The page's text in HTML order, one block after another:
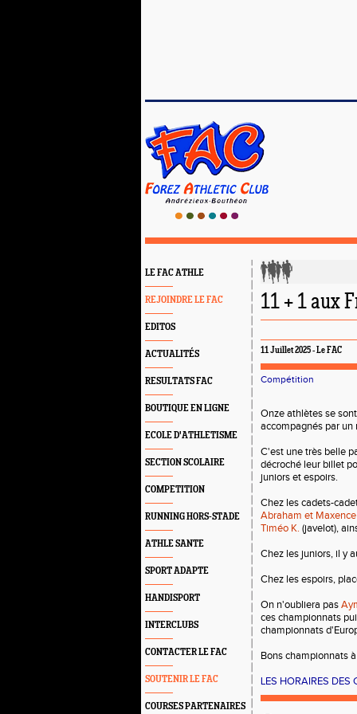
LE FAC ATHLE
REJOINDRE LE FAC
EDITOS
ACTUALITÉS
RESULTATS FAC
BOUTIQUE EN LIGNE
ECOLE D'ATHLETISME
SECTION SCOLAIRE
COMPETITION
RUNNING HORS-STADE
ATHLE SANTE
SPORT ADAPTE
HANDISPORT
INTERCLUBS
CONTACTER LE FAC
SOUTENIR LE FAC
COURSES PARTENAIRES
11 + 1 aux
11 Juillet 2025 - Le FAC
Compétition
Onze athlètes se
accompagnés par un
C'est une très belle
décroché leur billet
juniors et espoirs.
Chez les cadets-
Abraham et
Timéo K. (javelot),
Chez les juniors, il y
Chez les espoirs,
On n'oubliera pas
ces championnats
championnats
Bons championnats
LES HORAIRES